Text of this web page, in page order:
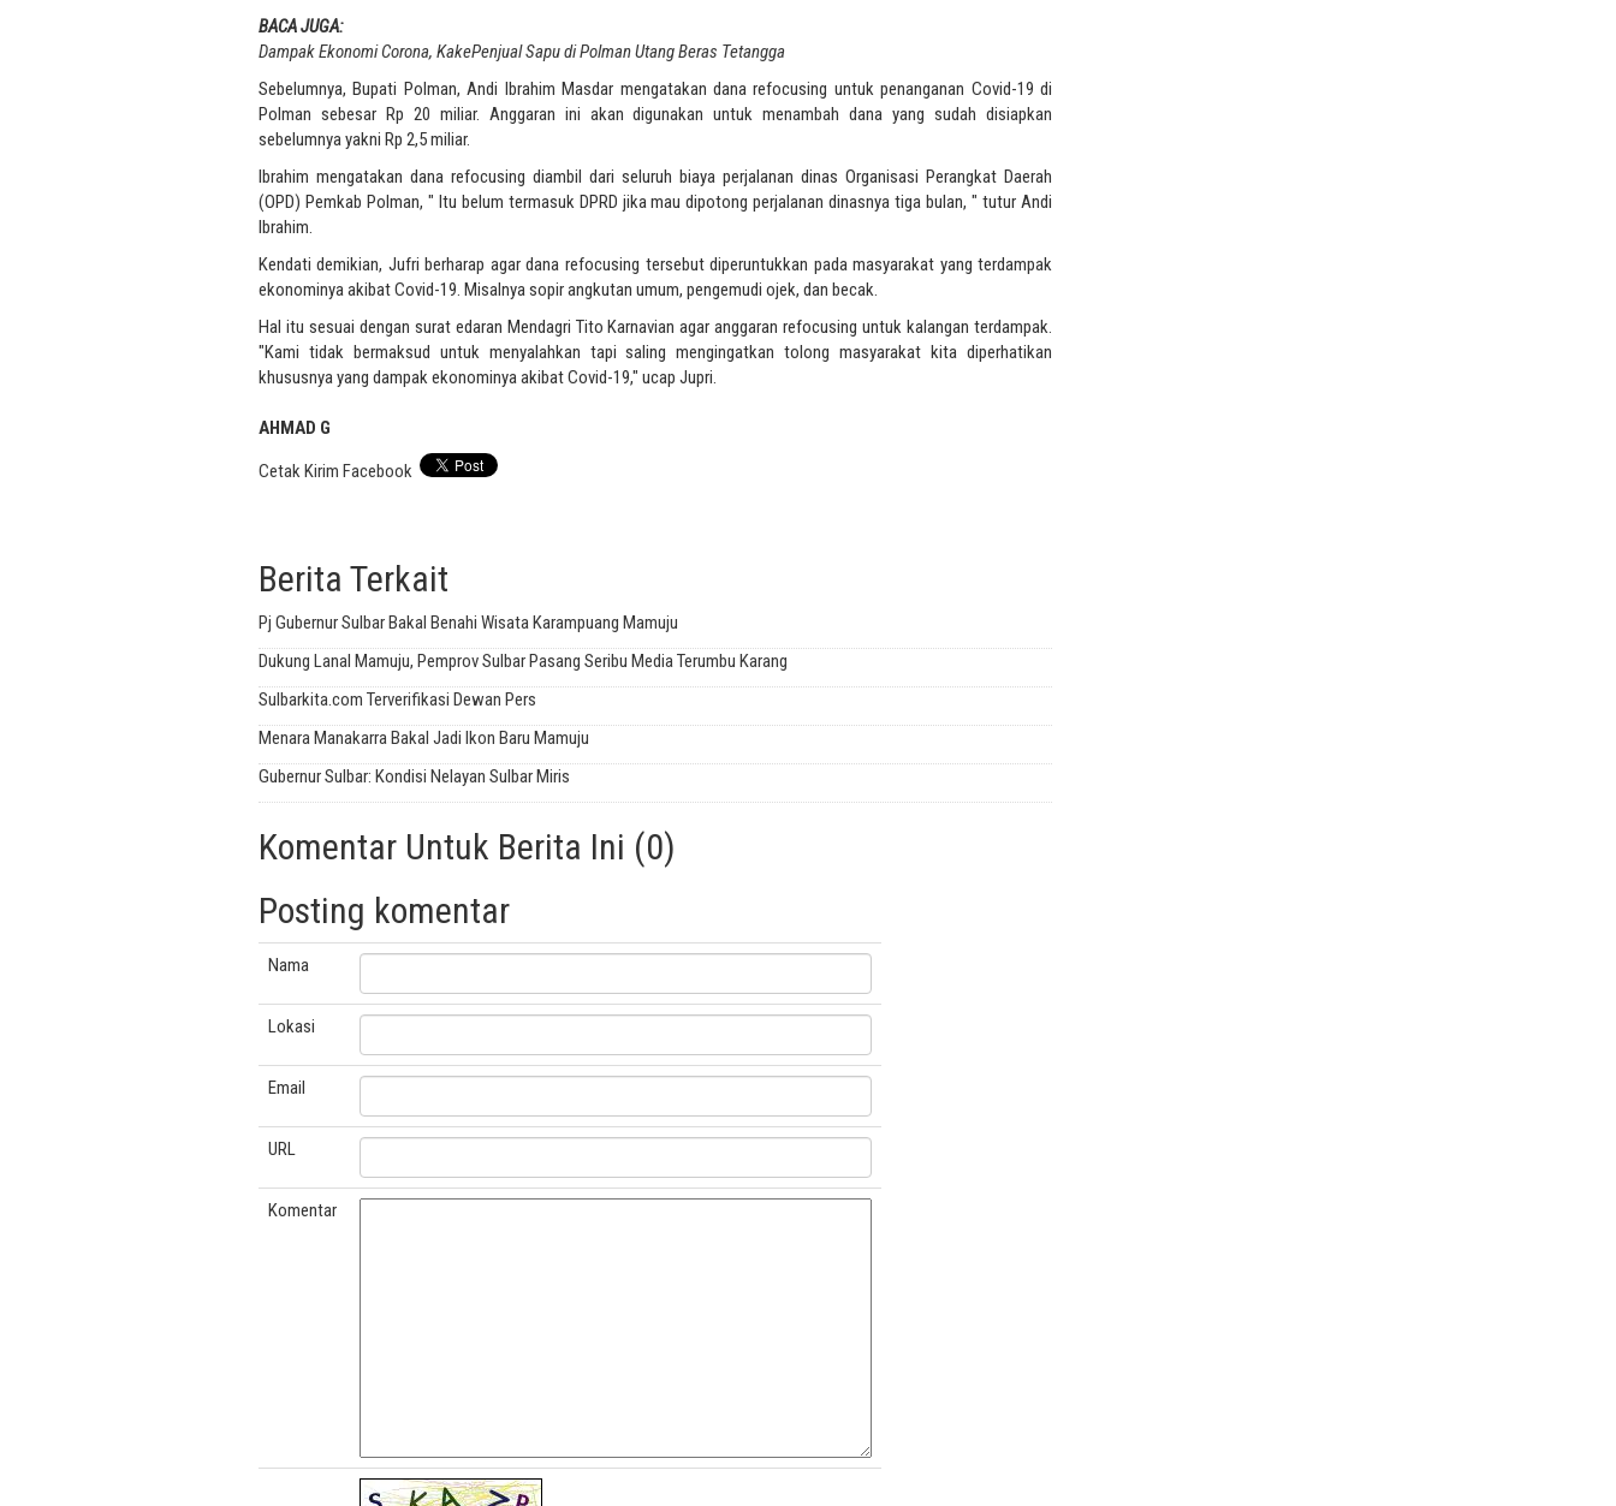
BACA JUGA:
Dampak Ekonomi Corona, KakePenjual Sapu di Polman Utang Beras Tetangga
Sebelumnya, Bupati Polman, Andi Ibrahim Masdar mengatakan dana refocusing untuk penanganan Covid-19 di
Polman sebesar Rp 20 miliar. Anggaran ini akan digunakan untuk menambah dana yang sudah disiapkan
sebelumnya yakni Rp 2,5 miliar.
Ibrahim mengatakan dana refocusing diambil dari seluruh biaya perjalanan dinas Organisasi Perangkat Daerah
(OPD) Pemkab Polman, " Itu belum termasuk DPRD jika mau dipotong perjalanan dinasnya tiga bulan, " tutur Andi
Ibrahim.
Kendati demikian, Jufri berharap agar dana refocusing tersebut diperuntukkan pada masyarakat yang terdampak
ekonominya akibat Covid-19. Misalnya sopir angkutan umum, pengemudi ojek, dan becak.
Hal itu sesuai dengan surat edaran Mendagri Tito Karnavian agar anggaran refocusing untuk kalangan terdampak.
"Kami tidak bermaksud untuk menyalahkan tapi saling mengingatkan tolong masyarakat kita diperhatikan
khususnya yang dampak ekonominya akibat Covid-19," ucap Jupri.
AHMAD G
Cetak Kirim Facebook
Berita Terkait
Pj Gubernur Sulbar Bakal Benahi Wisata Karampuang Mamuju
Dukung Lanal Mamuju, Pemprov Sulbar Pasang Seribu Media Terumbu Karang
Sulbarkita.com Terverifikasi Dewan Pers
Menara Manakarra Bakal Jadi Ikon Baru Mamuju
Gubernur Sulbar: Kondisi Nelayan Sulbar Miris
Komentar Untuk Berita Ini (0)
Posting komentar
Nama
Lokasi
Email
URL
Komentar